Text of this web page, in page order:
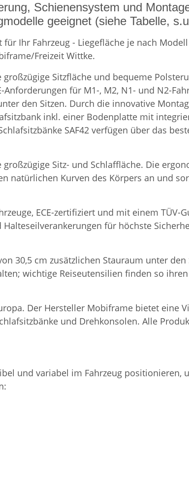
Schienensystem und
geeignet (siehe Tabelle,
Ihr Fahrzeug - Liegefläche je nach
Freizeit Wittke.
Sitzfläche und bequeme
für M1-, M2, N1- und N2-
den Sitzen. Durch die innovative
inkl. einer Bodenplatte mit
SAF42 verfügen über das
Sitz- und Schlaffläche. Die
natürlichen Kurven des Körpers an und
ECE-zertifiziert und mit einem TÜV-
für höchste
30,5 cm zusätzlichen Stauraum unter den
wichtige Reiseutensilien finden so
Der Hersteller Mobiframe bietet eine
und Drehkonsolen. Alle
und variabel im Fahrzeug positionieren,